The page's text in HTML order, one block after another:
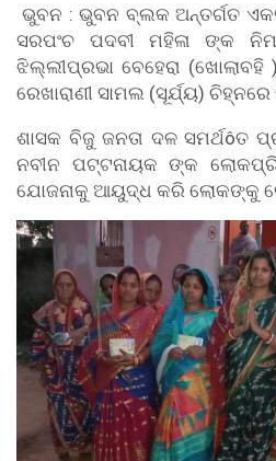
ଭୁବନ : ଭୁବନ ବ୍ଲକ ଅନ୍ତର୍ଗତ
ସରପଂଚ ପଦବୀ ମହିଳା ଙ୍କ
ଝିଲ୍ଲୀପ୍ରଭା ବେହେରା (ଖୋଲାବହି
ରେଖାରାଣୀ ସାମଲ (ସୂର୍ଯ୍ୟ)
ଶାସକ ବିଜୁ ଜନତା ଦଳ ସମର୍ଥôତ
ନବୀନ ପଟ୍ଟନାୟକ ଙ୍କ
ଯୋଜନାକୁ ଆୟୁଦ୍ଧ କରି ଲୋକଙ୍କୁ